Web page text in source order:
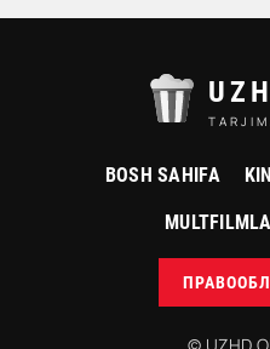
BOSH SAHIFA